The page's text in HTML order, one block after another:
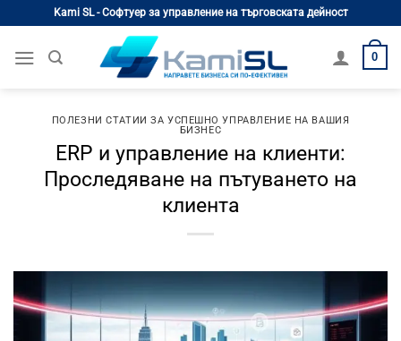
content
Kami SL - Софтуер за управление на търговската дейност
0
ПОЛЕЗНИ СТАТИИ ЗА УСПЕШНО УПРАВЛЕНИЕ НА ВАШИЯ
БИЗНЕС
ERP и управление на клиенти:
Проследяване на пътуването на
клиента